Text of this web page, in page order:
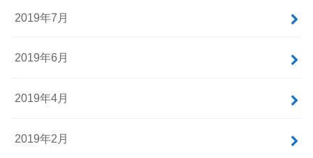
2019年7月
2019年6月
2019年4月
2019年2月